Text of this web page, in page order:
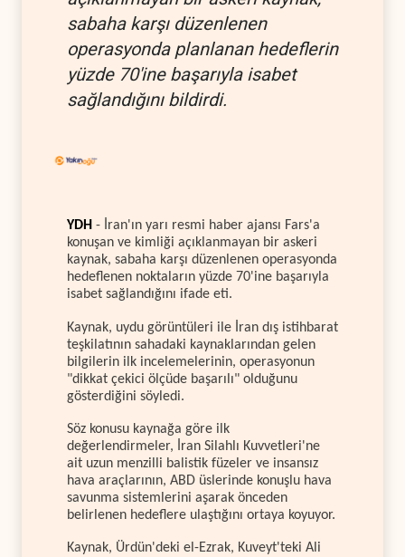
sabaha karşı düzenlenen
operasyonda planlanan hedeflerin
yüzde 70'ine başarıyla isabet
sağlandığını bildirdi.
YDH - İran'ın yarı resmi haber ajansı Fars'a
konuşan ve kimliği açıklanmayan bir askeri
kaynak, sabaha karşı düzenlenen operasyonda
hedeflenen noktaların yüzde 70'ine başarıyla
isabet sağlandığını ifade eti.
Kaynak, uydu görüntüleri ile İran dış istihbarat
teşkilatının sahadaki kaynaklarından gelen
bilgilerin ilk incelemelerinin, operasyonun
"dikkat çekici ölçüde başarılı" olduğunu
gösterdiğini söyledi.
Söz konusu kaynağa göre ilk
değerlendirmeler, İran Silahlı Kuvvetleri'ne
ait uzun menzilli balistik füzeler ve insansız
hava araçlarının, ABD üslerinde konuşlu hava
savunma sistemlerini aşarak önceden
belirlenen hedeflere ulaştığını ortaya koyuyor.
Kaynak, Ürdün'deki el-Ezrak, Kuveyt'teki Ali